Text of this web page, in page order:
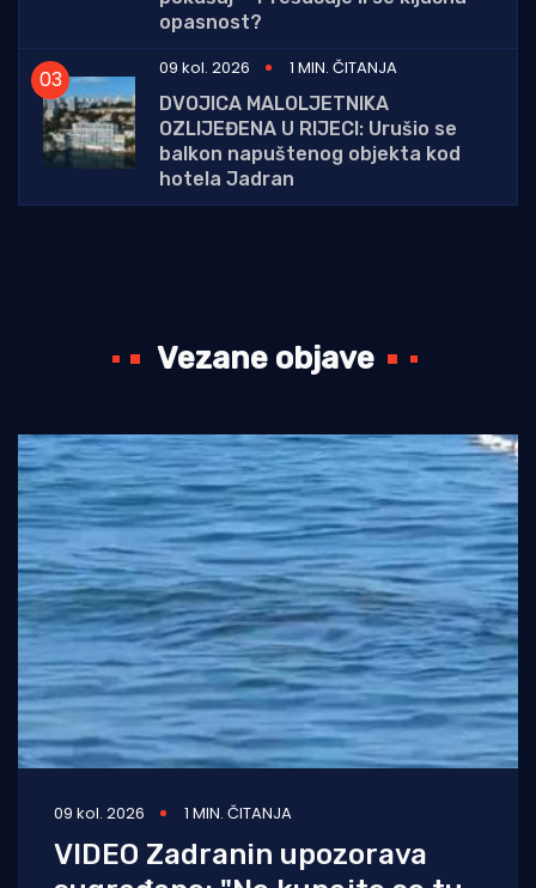
opasnost?
09 kol. 2026
1 MIN. ČITANJA
DVOJICA MALOLJETNIKA
OZLIJEĐENA U RIJECI: Urušio se
balkon napuštenog objekta kod
hotela Jadran
Vezane objave
09 kol. 2026 1 MIN. ČITANJA
VIDEO Zadranin upozorava